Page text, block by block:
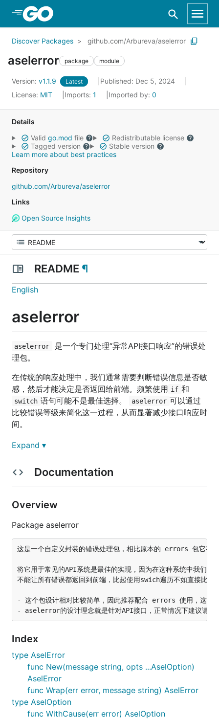
Skip to Main Content
Discover Packages github.com/Arbureva/aselerror
aselerror package module
Version: v1.1.9 Latest
Published: Dec 5, 2024
License: MIT Imports: 1 Imported by: 0
Details
Valid go.mod file
Redistributable license
Tagged version
Stable version
Learn more about best practices
Repository
github.com/Arbureva/aselerror
Links
Open Source Insights
README ¶
English
aselerror
aselerror
是一个专门处理“异常API接口响应”的错误处
理包。
在传统的响应处理中，我们通常需要判断错误信息是否敏
感，然后才能决定是否返回给前端。频繁使用 if 和
switch 语句可能不是最佳选择。 aselerror 可以通过
比较错误等级来简化这一过程，从而显著减少接口响应时
间。
注意事项
由于 aselerror 设计较为简单，建议与
合使用以获取堆栈信息。
aselerror
情况下，建议避免使用它，因为错误信息应保持简洁
明了。
安装
使用
请查看
Expand ▾
Documentation
Overview
Package aselerror
这是一个自定义封装的错误处理包，相比原本的 errors 包它有
将它用于常见的API系统是最佳的实现，因为在这种系统中我们有
不能让所有错误都返回到前端，比起使用swich遍历不如直接比较
- 这个包设计相对比较简单，因此推荐配合 errors 使用，这样
Index
type AselError
func New(message string, opts ...AselOption)
AselError
func Wrap(err error, message string) AselError
type AselOption
func WithCause(err error) AselOption